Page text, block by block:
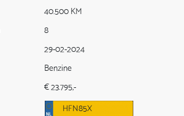
40.500 KM
8
29-02-2024
Benzine
€ 23.795,-
HFN85X